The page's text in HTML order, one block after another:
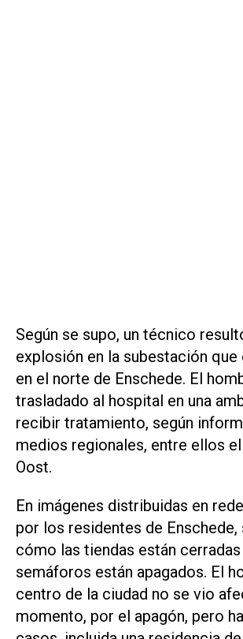
Según se supo, un técnico
explosión en la subestación que
en el norte de Enschede. El
trasladado al hospital en una
recibir tratamiento, según
medios regionales, entre ellos
Oost.
En imágenes distribuidas en
por los residentes de Enschede,
cómo las tiendas están
semáforos están apagados. El
centro de la ciudad no se vio
momento, por el apagón, pero